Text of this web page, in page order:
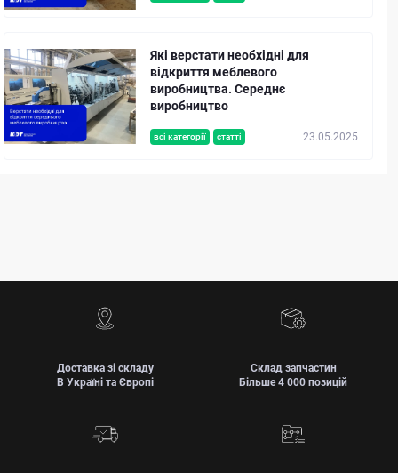
всі категорії статті 23.05.2025
Які верстати необхідні для
відкриття меблевого
виробництва. Середнє
виробництво
Доставка зі складу
В Україні та Європі
Склад запчастин
Більше 4 000 позицій